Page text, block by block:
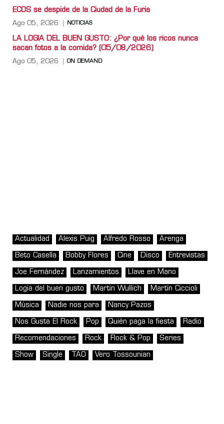
ECOS se despide de la Ciudad de la Furia
Ago 05, 2026 NOTICIAS
LA LOGIA DEL BUEN GUSTO: ¿Por qué los ricos nunca
sacan fotos a la comida? (05/08/2026)
Ago 05, 2026 ON DEMAND
Actualidad Alexis Puig Alfredo Rosso Arenga
Beto Casella Bobby Flores Cine Disco Entrevistas
Joe Fernández Lanzamientos Llave en Mano
Logia del buen gusto Martin Wullich Martín Ciccioli
Música Nadie nos para Nancy Pazos
Nos Gusta El Rock Pop Quién paga la fiesta Radio
Recomendaciones Rock Rock & Pop Series
Show Single TAO Vero Tossounian